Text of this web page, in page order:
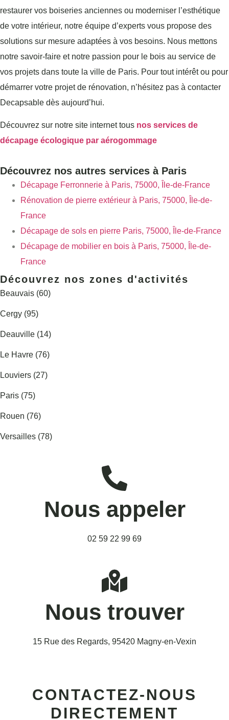
restaurer vos boiseries anciennes ou moderniser l’esthétique
de votre intérieur, notre équipe d’experts vous propose des
solutions sur mesure adaptées à vos besoins. Nous mettons
notre savoir-faire et notre passion pour le bois au service de
vos projets dans toute la ville de Paris. Pour tout intérêt ou pour
démarrer votre projet de rénovation, n’hésitez pas à contacter
Decapsable dès aujourd’hui.
Découvrez sur notre site internet tous nos services de
décapage écologique par aérogommage
Découvrez nos autres services à Paris
Décapage Ferronnerie à Paris, 75000, Île-de-France
Rénovation de pierre extérieur à Paris, 75000, Île-de-
France
Décapage de sols en pierre Paris, 75000, Île-de-France
Décapage de mobilier en bois à Paris, 75000, Île-de-
France
Découvrez nos zones d'activités
Beauvais (60)
Cergy (95)
Deauville (14)
Le Havre (76)
Louviers (27)
Paris (75)
Rouen (76)
Versailles (78)
Nous appeler
02 59 22 99 69
Nous trouver
15 Rue des Regards, 95420 Magny-en-Vexin
CONTACTEZ-NOUS
DIRECTEMENT